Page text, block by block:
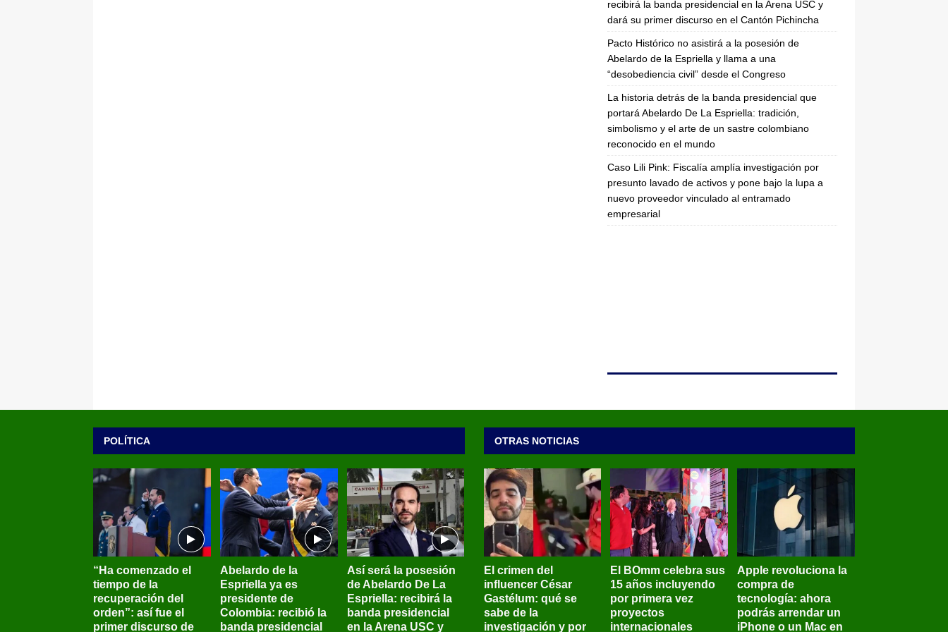
recibirá la banda presidencial en la Arena USC y
dará su primer discurso en el Cantón Pichincha
Pacto Histórico no asistirá a la posesión de
Abelardo de la Espriella y llama a una
“desobediencia civil” desde el Congreso
La historia detrás de la banda presidencial que
portará Abelardo De La Espriella: tradición,
simbolismo y el arte de un sastre colombiano
reconocido en el mundo
Caso Lili Pink: Fiscalía amplía investigación por
presunto lavado de activos y pone bajo la lupa a
nuevo proveedor vinculado al entramado
empresarial
POLÍTICA
“Ha comenzado el
tiempo de la
recuperación del
orden”: así fue el
primer discurso de
Abelardo de la
Espriella ya es
presidente de
Colombia: recibió la
banda presidencial
Así será la posesión
de Abelardo De La
Espriella: recibirá la
banda presidencial
en la Arena USC y
OTRAS NOTICIAS
El crimen del
influencer César
Gastélum: qué se
sabe de la
investigación y por
El BOmm celebra sus
15 años incluyendo
por primera vez
proyectos
internacionales
Apple revoluciona la
compra de
tecnología: ahora
podrás arrendar un
iPhone o un Mac en